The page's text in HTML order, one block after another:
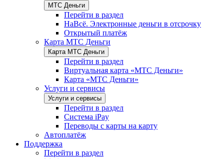
МТС Деньги
Перейти в раздел
НаВсё. Электронные деньги в отсрочку
Открытый платёж
Карта МТС Деньги
Карта МТС Деньги
Перейти в раздел
Виртуальная карта «МТС Деньги»
Карта «МТС Деньги»
Услуги и сервисы
Услуги и сервисы
Перейти в раздел
Система iPay
Переводы с карты на карту
Автоплатёж
Поддержка
Перейти в раздел